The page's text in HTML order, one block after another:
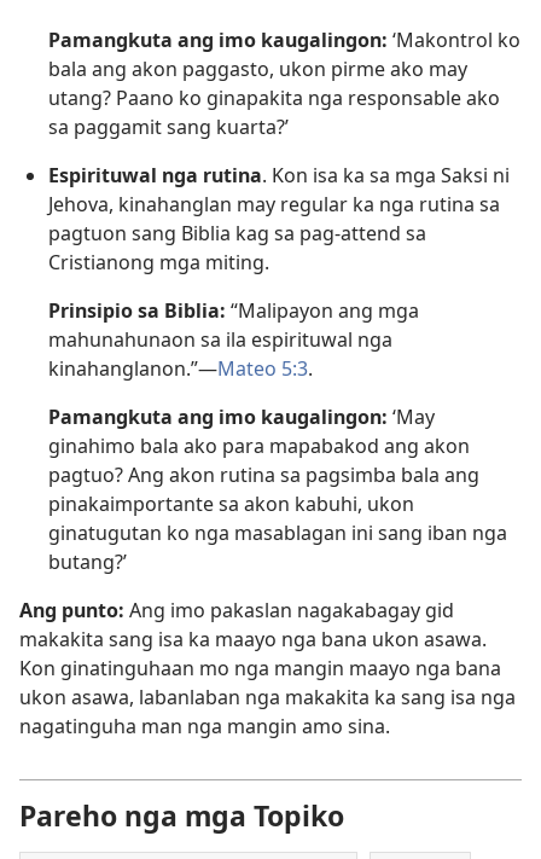
Pamangkuta ang imo kaugalingon: ‘Makontrol ko
bala ang akon paggasto, ukon pirme ako may
utang? Paano ko ginapakita nga responsable ako
sa paggamit sang kuarta?’
Espirituwal nga rutina. Kon isa ka sa mga Saksi ni
Jehova, kinahanglan may regular ka nga rutina sa
pagtuon sang Biblia kag sa pag-attend sa
Cristianong mga miting.
Prinsipio sa Biblia: “Malipayon ang mga
mahunahunaon sa ila espirituwal nga
kinahanglanon.”—Mateo 5:3.
Pamangkuta ang imo kaugalingon: ‘May
ginahimo bala ako para mapabakod ang akon
pagtuo? Ang akon rutina sa pagsimba bala ang
pinakaimportante sa akon kabuhi, ukon
ginatugutan ko nga masablagan ini sang iban nga
butang?’
Ang punto: Ang imo pakaslan nagakabagay gid
makakita sang isa ka maayo nga bana ukon asawa.
Kon ginatinguhaan mo nga mangin maayo nga bana
ukon asawa, labanlaban nga makakita ka sang isa nga
nagatinguha man nga mangin amo sina.
Pareho nga mga Topiko